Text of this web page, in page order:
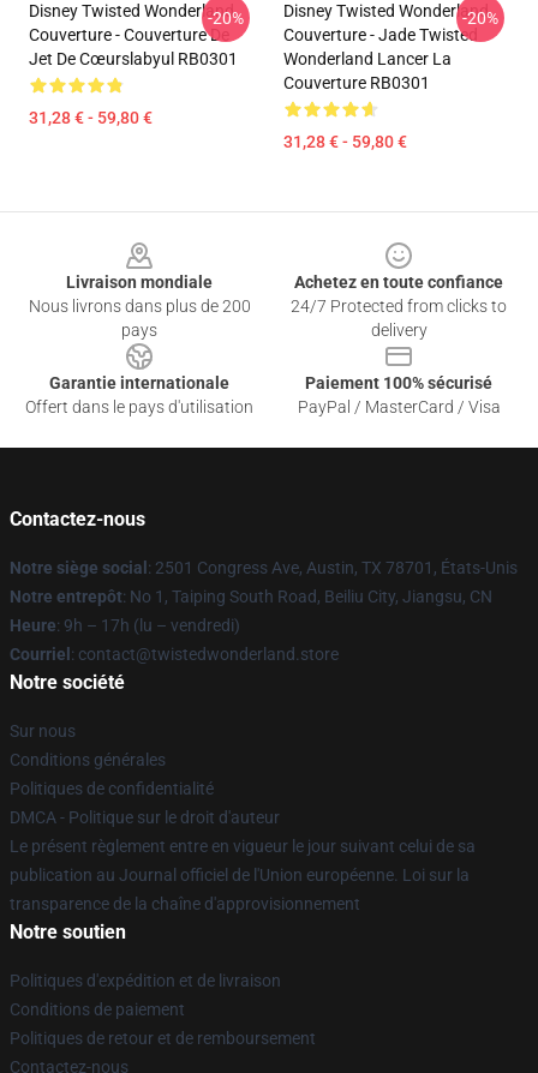
Disney Twisted Wonderland
Couverture - Couverture De
Jet De Cœurslabyul RB0301
31,28 € - 59,80 €
-20%
Disney Twisted Wonderland
Couverture - Jade Twisted
Wonderland Lancer La
Couverture RB0301
31,28 € - 59,80 €
-20%
Livraison mondiale
Nous livrons dans plus de 200
pays
Achetez en toute confiance
24/7 Protected from clicks to
delivery
Garantie internationale
Offert dans le pays d'utilisation
Paiement 100% sécurisé
PayPal / MasterCard / Visa
Contactez-nous
Notre siège social : 2501 Congress Ave, Austin, TX 78701, États-Unis
Notre entrepôt: No 1, Taiping South Road, Beiliu City, Jiangsu, CN
Heure: 9h – 17h (lu – vendredi)
Courriel : contact@twistedwonderland.store
Notre société
Sur nous
Conditions générales
Politiques de confidentialité
DMCA - Politique sur le droit d'auteur
Le présent règlement entre en vigueur le jour suivant celui de sa
publication au Journal officiel de l'Union européenne. Loi sur la
transparence de la chaîne d'approvisionnement
Notre soutien
Politiques d'expédition et de livraison
Conditions de paiement
Politiques de retour et de remboursement
Contactez-nous